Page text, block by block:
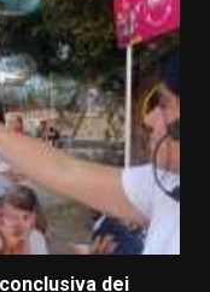
dei